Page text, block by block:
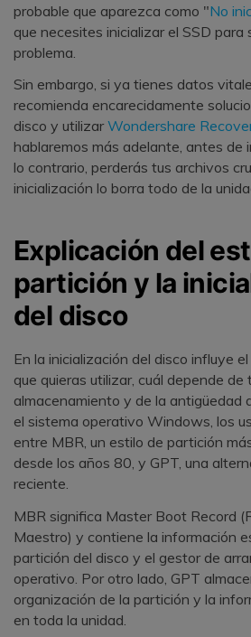
probable que aparezca como "No
que necesites inicializar el SSD para
problema.
Sin embargo, si ya tienes datos
recomienda encarecidamente
disco y utilizar Wondershare
hablaremos más adelante, antes de
lo contrario, perderás tus archivos
inicialización lo borra todo de la
Explicación del
partición y la
del disco
En la inicialización del disco influye
que quieras utilizar, cuál depende de
almacenamiento y de la antigüedad
el sistema operativo Windows, los
entre MBR, un estilo de partición
desde los años 80, y GPT, una
reciente.
MBR significa Master Boot Record
Maestro) y contiene la información
partición del disco y el gestor de
operativo. Por otro lado, GPT
organización de la partición y la
en toda la unidad.